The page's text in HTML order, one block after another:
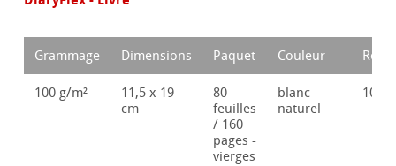
Grammage Dimensions Paquet Couleur
100 g/m²
11,5 x 19
cm
80
feuilles
/ 160
pages -
vierges
blanc
naturel